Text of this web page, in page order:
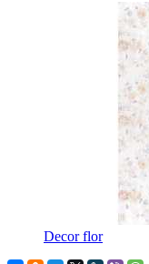
Decor flor